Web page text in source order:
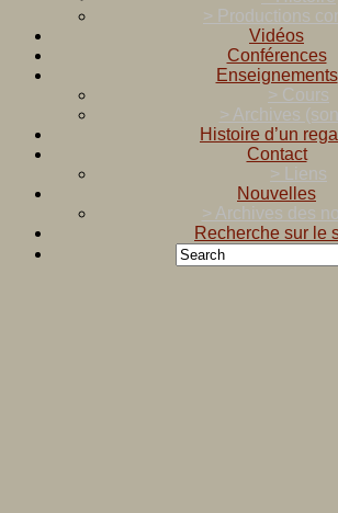
> Productions
Vidéos
Conférences
Enseignements
> Cours
> Archives
Histoire d’un
Contact
> Liens
Nouvelles
> Archives des
Recherche sur le